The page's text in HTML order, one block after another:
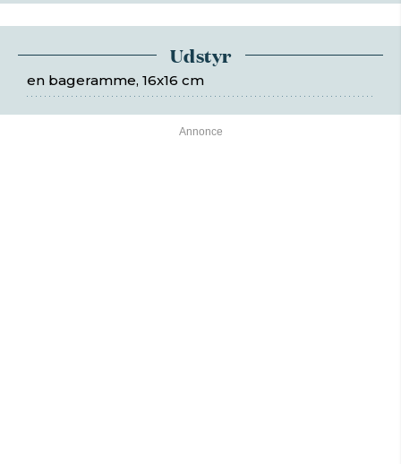
Udstyr
en bageramme, 16x16 cm